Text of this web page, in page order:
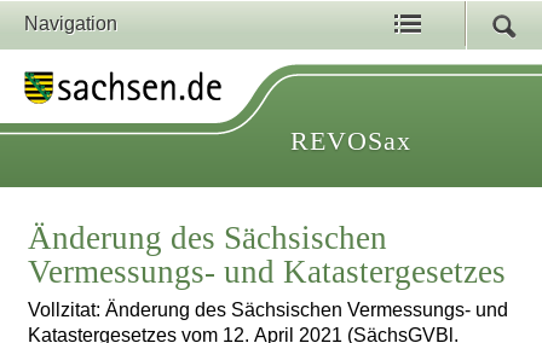
Navigation
REVOSax
Änderung des Sächsischen
Vermessungs- und Katastergesetzes
Vollzitat: Änderung des Sächsischen Vermessungs- und
Katastergesetzes vom 12. April 2021 (SächsGVBl.